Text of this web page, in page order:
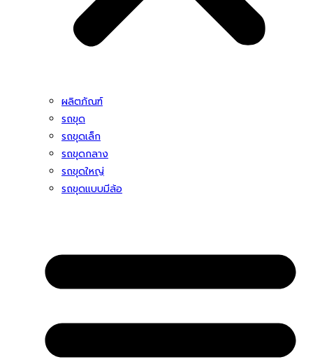
ผลิตภัณฑ์
รถขุด
รถขุดเล็ก
รถขุดกลาง
รถขุดใหญ่
รถขุดแบบมีล้อ